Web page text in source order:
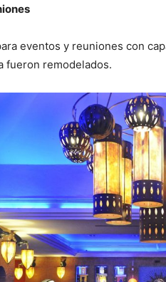
eventos y reuniones con
fueron remodelados.